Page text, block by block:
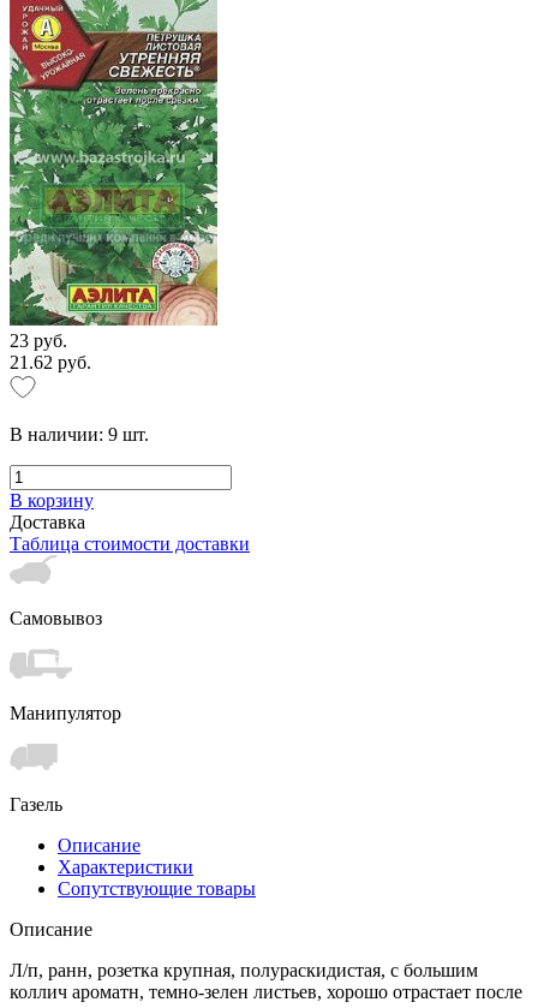
23 руб.
21.62 руб.
В наличии: 9 шт.
В корзину
Доставка
Таблица стоимости доставки
Самовывоз
Манипулятор
Газель
Описание
Характеристики
Сопутствующие товары
Описание
Л/п, ранн, розетка крупная, полураскидистая, с большим
коллич ароматн, темно-зелен листьев, хорошо отрастает после